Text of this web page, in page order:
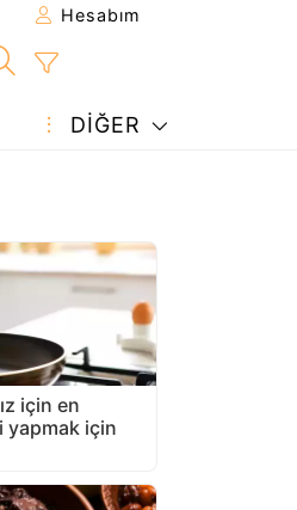
Hesabım
DIĞER
sorun
için en
yapmak için